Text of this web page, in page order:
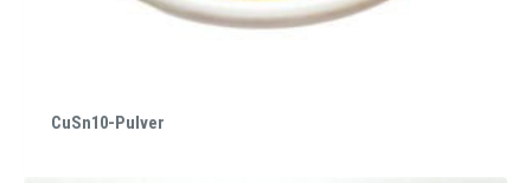
CuSn10-Pulver